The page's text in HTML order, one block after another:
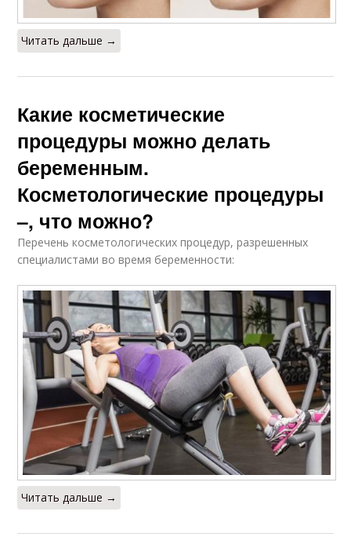
Читать дальше →
Какие косметические
процедуры можно делать
беременным.
Косметологические процедуры
–, что можно?
Перечень косметологических процедур, разрешенных
специалистами во время беременности:
Читать дальше →